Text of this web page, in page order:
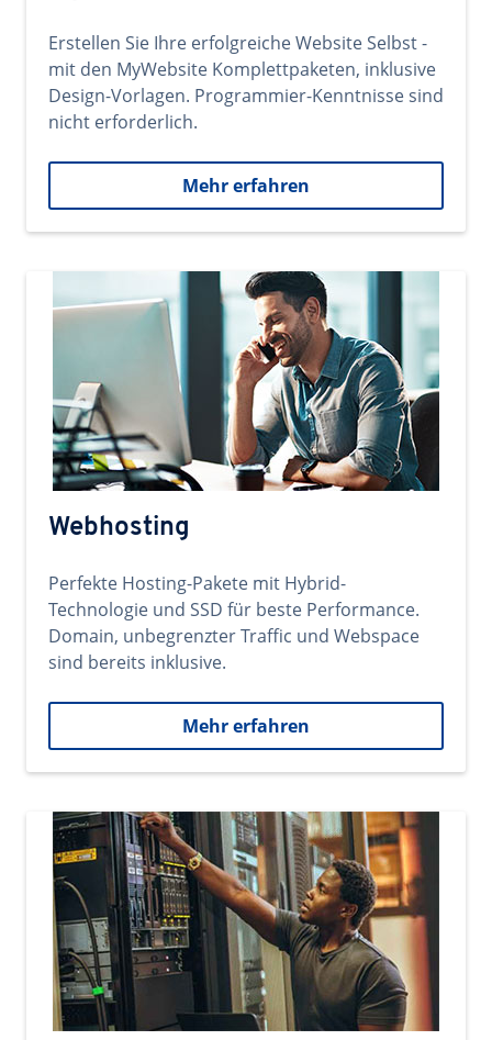
Erstellen Sie Ihre erfolgreiche Website Selbst -
mit den MyWebsite Komplettpaketen, inklusive
Design-Vorlagen. Programmier-Kenntnisse sind
nicht erforderlich.
Mehr erfahren
Webhosting
Perfekte Hosting-Pakete mit Hybrid-
Technologie und SSD für beste Performance.
Domain, unbegrenzter Traffic und Webspace
sind bereits inklusive.
Mehr erfahren